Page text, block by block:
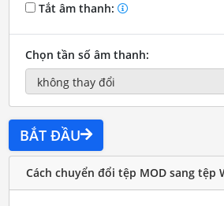
Tắt âm thanh:
Chọn tần số âm thanh:
BẮT ĐẦU
Cách chuyển đổi tệp MOD sang tệp